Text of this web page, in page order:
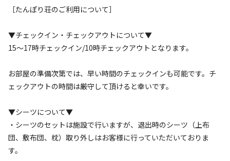
［たんぽり荘のご利用について］
▼チェックイン・チェックアウトについて▼
15～17時チェックイン/10時チェックアウトとなります。
お部屋の準備次第では、早い時間のチェックインも可能です。チ
ェックアウトの時間は厳守して頂けると幸いです。
▼シーツについて▼
・シーツのセットは施設で行いますが、退出時のシーツ（上布
団、敷布団、枕）取り外しはお客様に行っていただいておりま
す。
4/25(土)より、令和8年度の営業を開始します！
ご予約受付中です。
空き状況検索